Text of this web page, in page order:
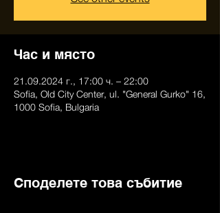
Час и място
21.09.2024 г., 17:00 ч. – 22:00
Sofia, Old City Center, ul. "General Gurko" 16,
1000 Sofia, Bulgaria
Споделете това събитие